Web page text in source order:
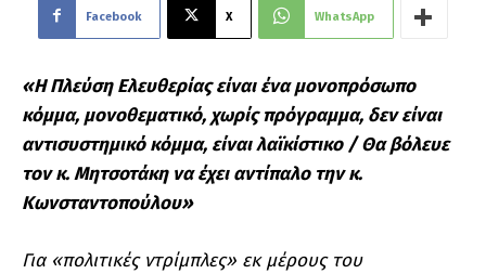
Facebook X WhatsApp
«Η Πλεύση Ελευθερίας είναι ένα μονοπρόσωπο
κόμμα, μονοθεματικό, χωρίς πρόγραμμα, δεν είναι
αντισυστημικό κόμμα, είναι λαϊκίστικο / Θα βόλευε
τον κ. Μητσοτάκη να έχει αντίπαλο την κ.
Κωνσταντοπούλου»
Για «πολιτικές ντρίμπλες» εκ μέρους του